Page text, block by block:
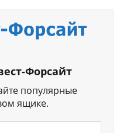
Форсайт
популярные
ящике.